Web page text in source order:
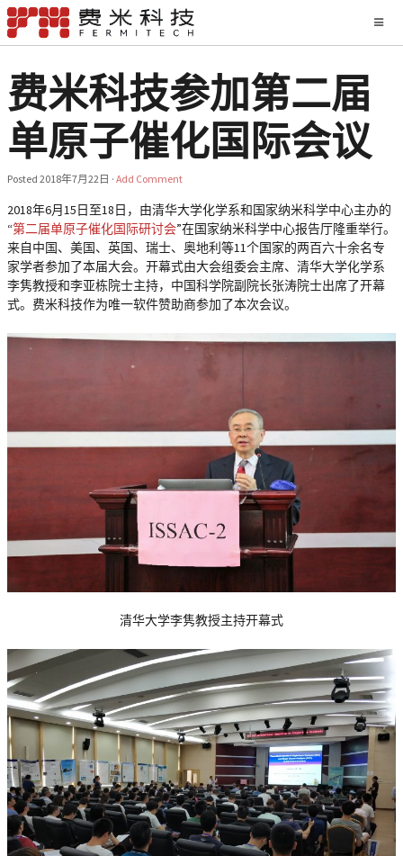
费米科技参加第二届
单原子催化国际会议
Posted 2018年7月22日 · Add Comment
2018年6月15日至18日，由清华大学化学系和国家纳米科学中心主办的
“第二届单原子催化国际研讨会”在国家纳米科学中心报告厅隆重举行。
来自中国、美国、英国、瑞士、奥地利等11个国家的两百六十余名专
家学者参加了本届大会。开幕式由大会组委会主席、清华大学化学系
李隽教授和李亚栋院士主持，中国科学院副院长张涛院士出席了开幕
式。费米科技作为唯一软件赞助商参加了本次会议。
清华大学李隽教授主持开幕式